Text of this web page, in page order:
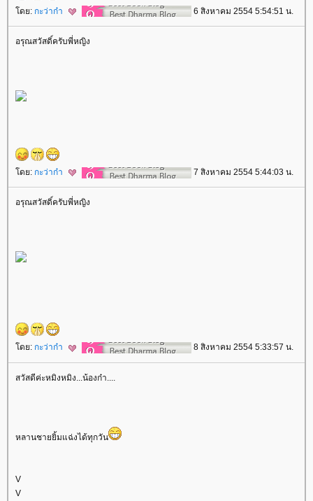
ดย: กะว่าก๋า 6 สิงหาคม 2554 5:54:51 น.
อรุณสวัสดิ์ครับพี่หญิง
ดย: กะว่าก๋า 7 สิงหาคม 2554 5:44:03 น.
อรุณสวัสดิ์ครับพี่หญิง
ดย: กะว่าก๋า 8 สิงหาคม 2554 5:33:57 น.
สวัสดีค่ะหมิงหมิง...น้องก๋า....
หลานชายยิ้มแฉ่งได้ทุกวัน
V
V